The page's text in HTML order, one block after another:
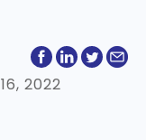
2022